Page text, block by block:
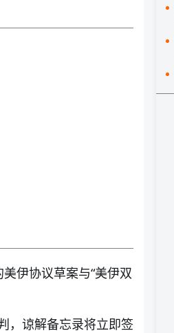
伊协议草案与“美伊双
，谅解备忘录将立即签